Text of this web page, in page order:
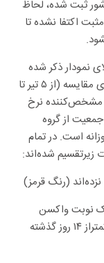
ثبت شده، لحاظ
شده است و صرفا به موارد با نتیجه تست PCR مثبت اکتفا نشده تا
نمودار ذکر شده
است. محور افقی هر نمودار نشاندهنده تاریخ‌های مقایسه (از ۵ تیر تا
مشخص‌کننده نرخ
جمعیت از گروه
است. در تمام
زیرتقسیم شده‌اند:
(رنگ قرمز)
نوبت واکسن
زده‌اند یا از تاریخ تزریق واکسن نوبت دوم آنها کمتراز ۱۴ روز گذشته